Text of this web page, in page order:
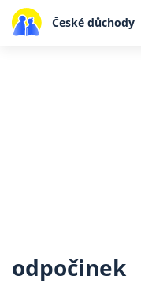
České důchody
odpočinek